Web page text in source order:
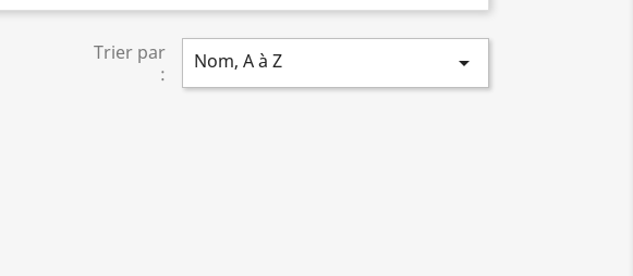
Trier par
:
Nom, A à Z 